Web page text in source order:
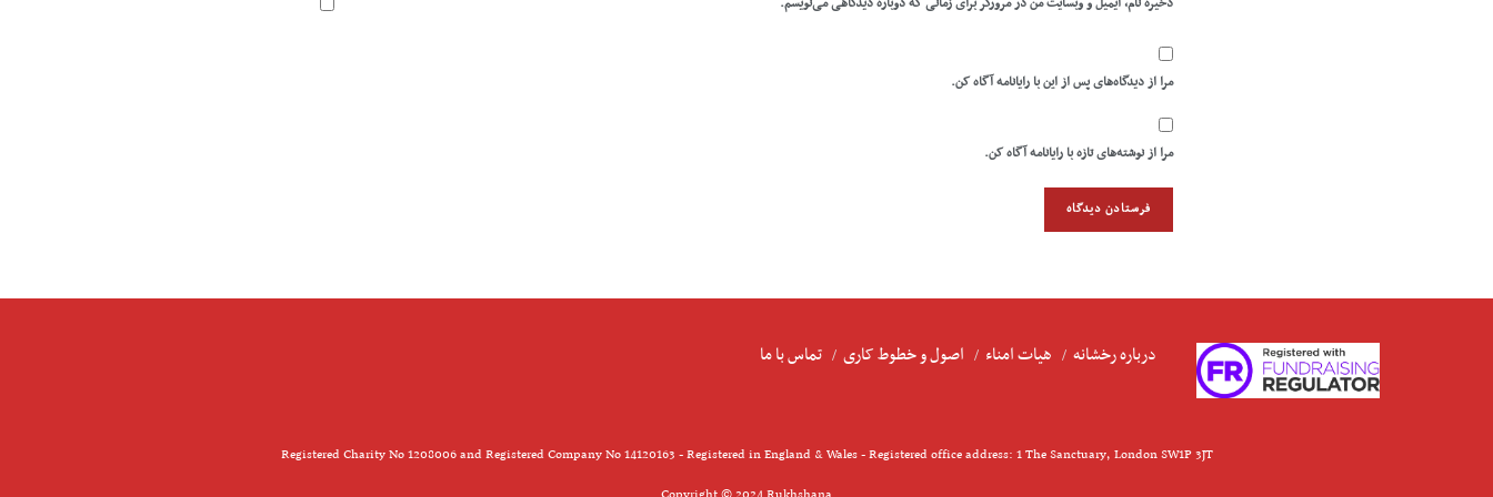
مرا از دیدگاه‌های پس از این با رایانامه آگاه کن.
مرا از نوشته‌های تازه با رایانامه آگاه کن.
درباره رخشانه هیات امناء اصول و خطوط کاری تماس با ما
Registered Charity No 1208006 and Registered Company No 14120163 - Registered in England & Wales - Registered office address: 1 The Sanctuary, London SW1P 3JT